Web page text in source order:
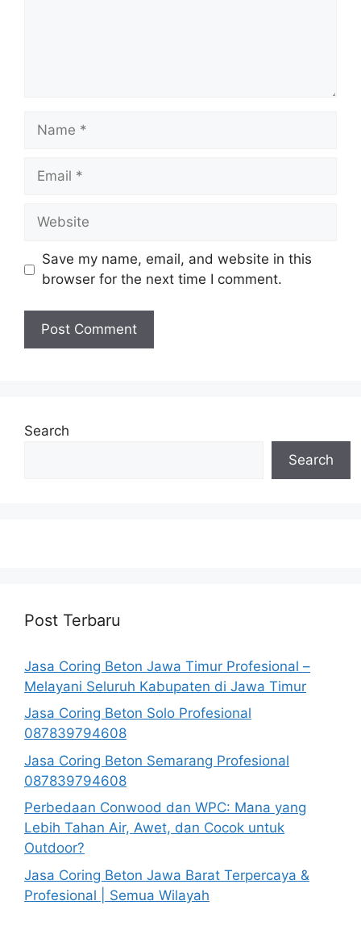
Name
Email
Website
Save my name, email, and website in this
browser for the next time I comment.
Search
Search
Post Terbaru
Jasa Coring Beton Jawa Timur Profesional –
Melayani Seluruh Kabupaten di Jawa Timur
Jasa Coring Beton Solo Profesional
087839794608
Jasa Coring Beton Semarang Profesional
087839794608
Perbedaan Conwood dan WPC: Mana yang
Lebih Tahan Air, Awet, dan Cocok untuk
Outdoor?
Jasa Coring Beton Jawa Barat Terpercaya &
Profesional | Semua Wilayah